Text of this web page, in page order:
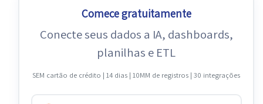
Comece gratuitamente
Conecte seus dados a IA, dashboards,
planilhas e ETL
SEM cartão de crédito | 14 dias | 10MM de registros | 30 integrações